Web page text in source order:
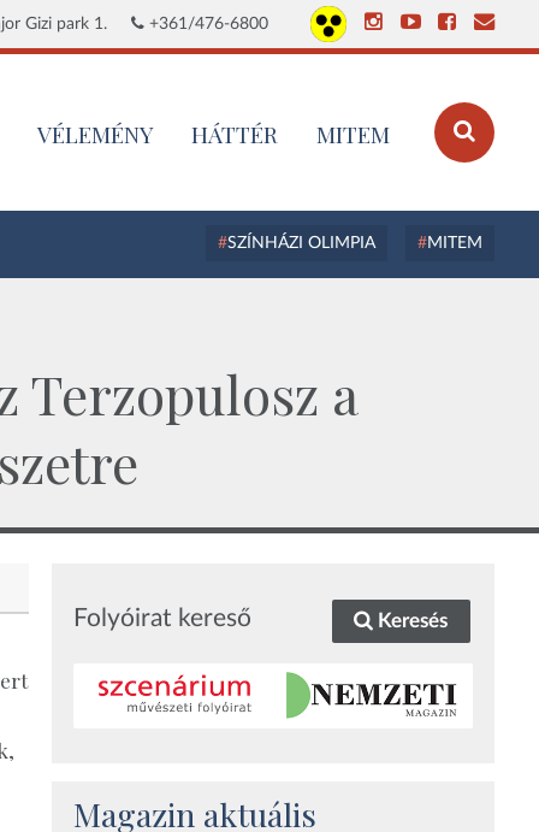
Gizi park 1. +361/476-6800
VÉLEMÉNY HÁTTÉR MITEM
SZÍNHÁZI OLIMPIA MITEM
Terzopulosz a
Folyóirat kereső Keresés
Magazin aktuális